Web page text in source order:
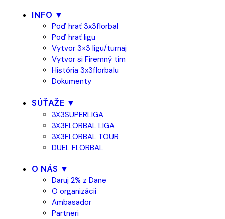
INFO ▼
Poď hrať 3x3florbal
Poď hrať ligu
Vytvor 3×3 ligu/turnaj
Vytvor si Firemný tím
História 3x3florbalu
Dokumenty
SÚŤAŽE ▼
3X3SUPERLIGA
3X3FLORBAL LIGA
3X3FLORBAL TOUR
DUEL FLORBAL
O NÁS ▼
Daruj 2% z Dane
O organizácii
Ambasador
Partneri